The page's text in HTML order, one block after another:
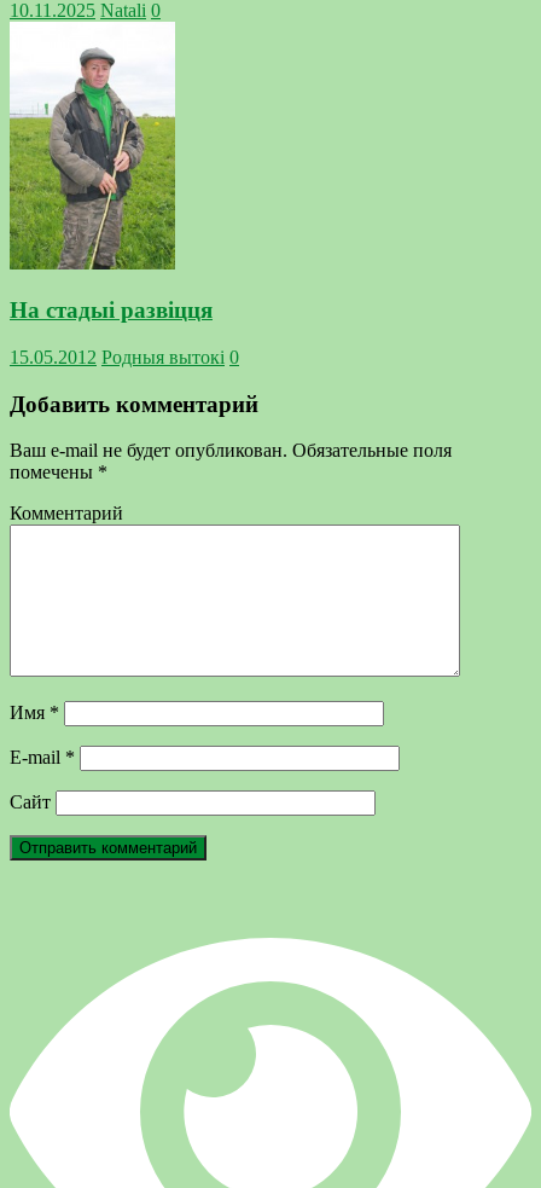
10.11.2025 Natali 0
На стадыі развіцця
15.05.2012 Родныя вытокi 0
Добавить комментарий
Ваш e-mail не будет опубликован. Обязательные поля
помечены *
Комментарий
Имя *
E-mail *
Сайт